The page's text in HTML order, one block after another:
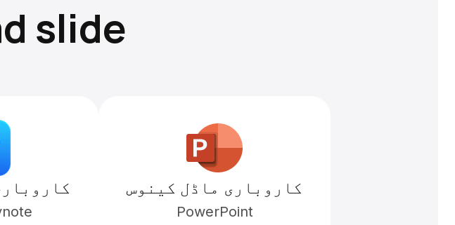
slide
کاروباری ماڈل کینوس
PowerPoint